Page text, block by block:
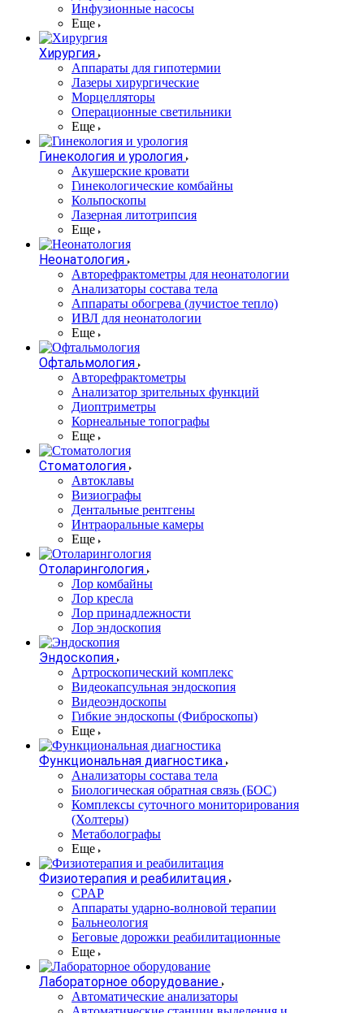
Инфузионные насосы
Еще
Хирургия
Аппараты для гипотермии
Лазеры хирургические
Морцелляторы
Операционные светильники
Еще
Гинекология и урология
Акушерские кровати
Гинекологические комбайны
Кольпоскопы
Лазерная литотрипсия
Еще
Неонатология
Авторефрактометры для неонатологии
Анализаторы состава тела
Аппараты обогрева (лучистое тепло)
ИВЛ для неонатологии
Еще
Офтальмология
Авторефрактометры
Анализатор зрительных функций
Диоптриметры
Корнеальные топографы
Еще
Стоматология
Автоклавы
Визиографы
Дентальные рентгены
Интраоральные камеры
Еще
Отоларингология
Лор комбайны
Лор кресла
Лор принадлежности
Лор эндоскопия
Эндоскопия
Артроскопический комплекс
Видеокапсульная эндоскопия
Видеоэндоскопы
Гибкие эндоскопы (Фиброcкопы)
Еще
Функциональная диагностика
Анализаторы состава тела
Биологическая обратная связь (БОС)
Комплексы суточного мониторирования
(Холтеры)
Метаболографы
Еще
Физиотерапия и реабилитация
CPAP
Аппараты ударно-волновой терапии
Бальнеология
Беговые дорожки реабилитационные
Еще
Лабораторное оборудование
Автоматические анализаторы